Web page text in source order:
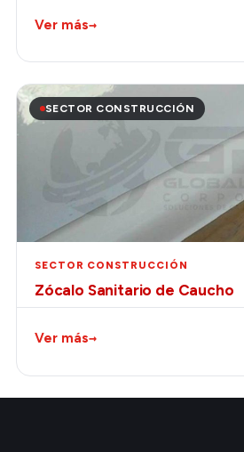
Ver más→
SECTOR CONSTRUCCIÓN
SECTOR CONSTRUCCIÓN
Zócalo Sanitario de Caucho
Ver más→